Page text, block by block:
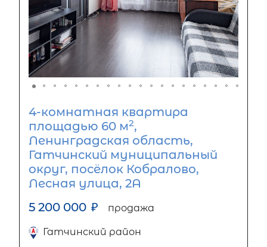
4-комнатная квартира
площадью 60 м2,
Ленинградская область,
Гатчинский муниципальный
округ, посёлок Кобралово,
Лесная улица, 2А
5 200 000 ₽ продажа
Гатчинский район